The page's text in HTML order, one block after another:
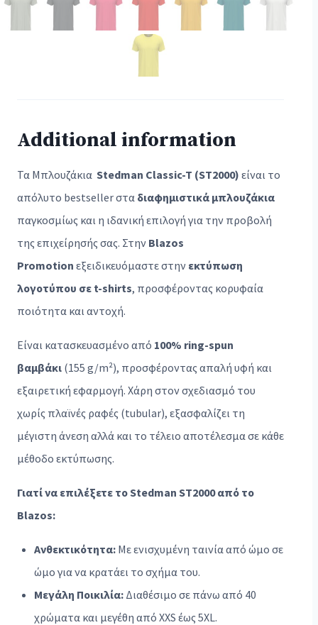
Additional information
Τα Μπλουζάκια Stedman Classic-T (ST2000) είναι το
απόλυτο bestseller στα διαφημιστικά μπλουζάκια
παγκοσμίως και η ιδανική επιλογή για την προβολή
της επιχείρησής σας. Στην Blazos
Promotion εξειδικευόμαστε στην εκτύπωση
λογοτύπου σε t-shirts, προσφέροντας κορυφαία
ποιότητα και αντοχή.
Είναι κατασκευασμένο από 100% ring-spun
βαμβάκι (155 g/m²), προσφέροντας απαλή υφή και
εξαιρετική εφαρμογή. Χάρη στον σχεδιασμό του
χωρίς πλαϊνές ραφές (tubular), εξασφαλίζει τη
μέγιστη άνεση αλλά και το τέλειο αποτέλεσμα σε κάθε
μέθοδο εκτύπωσης.
Γιατί να επιλέξετε το Stedman ST2000 από το
Blazos:
Ανθεκτικότητα: Με ενισχυμένη ταινία από ώμο σε
ώμο για να κρατάει το σχήμα του.
Μεγάλη Ποικιλία: Διαθέσιμο σε πάνω από 40
χρώματα και μεγέθη από XXS έως 5XL.